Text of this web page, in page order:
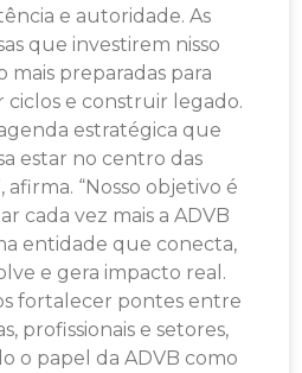
e autoridade. As
que investirem nisso
mais preparadas para
ciclos e construir legado.
estratégica que
estar no centro das
afirma. “Nosso objetivo é
cada vez mais a ADVB
entidade que conecta,
e gera impacto real.
fortalecer pontes entre
profissionais e setores,
o papel da ADVB como